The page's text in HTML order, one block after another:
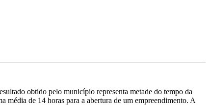
obtido pelo município representa metade do tempo da
média de 14 horas para a abertura de um empreendimento. A